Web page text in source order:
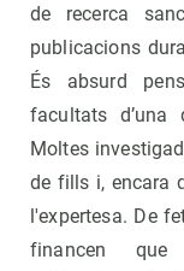
de recerca
publicacions
És absurd
facultats
Moltes
de fills i, encara
l'expertesa. De
financen